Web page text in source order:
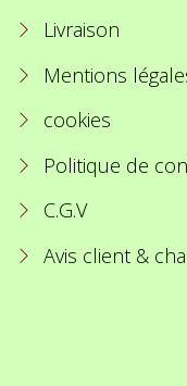
Livraison
Mentions
cookies
Politique de
C.G.V
Avis client &